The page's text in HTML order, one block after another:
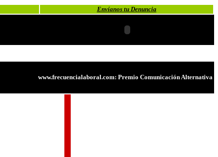
Envíanos tu Denuncia
www.frecuencialaboral.com: Premio Comunicación Alternativa